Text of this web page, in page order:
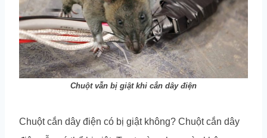
Chuột vẫn bị giật khi cắn dây điện
Chuột cắn dây điện có bị giật không? Chuột cắn dây